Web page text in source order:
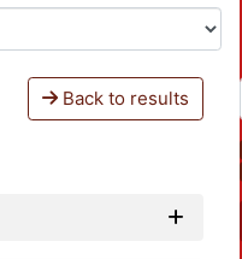
Back to results